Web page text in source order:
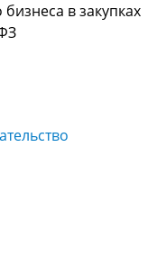
в закупках